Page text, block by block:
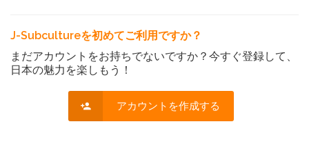
J-Subcultureを初めてご利用ですか？
まだアカウントをお持ちでないですか？今すぐ登録して、
日本の魅力を楽しもう！
アカウントを作成する